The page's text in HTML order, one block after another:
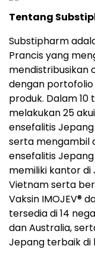
Tentang
Substipharm
Prancis yang
mendistribusikan
dengan
produk. Dalam
melakukan 25
ensefalitis Jepang
serta mengambil
ensefalitis
memiliki kantor di
Vietnam serta
Vaksin IMOJEV®
tersedia di 14
dan Australia,
Jepang terbaik di